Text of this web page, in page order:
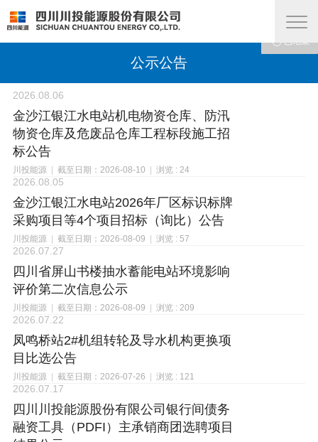
公示公告
2026.08.06
金沙江银江水电站机电物资仓库、防汛
物资仓库及危废品仓库工程标段施工招
标公告
川投能源 截至日期：2026-08-10 浏览 : 24
查看
2026.08.05
金沙江银江水电站2026年厂区标识标牌
采购项目等4个项目招标（询比）公告
川投能源 截至日期：2026-08-09 浏览 : 57
查看
2026.07.27
四川省屏山书楼抽水蓄能电站环境影响
评价第二次信息公示
川投能源 截至日期：2026-08-09 浏览 : 209
查看
2026.07.22
凤鸣桥站2#机组转轮及导水机构更换项
目比选公告
川投能源 截至日期：2026-07-26 浏览 : 121
已结束
2026.07.17
四川川投能源股份有限公司银行间债务
融资工具（PDFI）主承销商团选聘项目
已结束
已结束
已结束
已结束
已结束
已结束